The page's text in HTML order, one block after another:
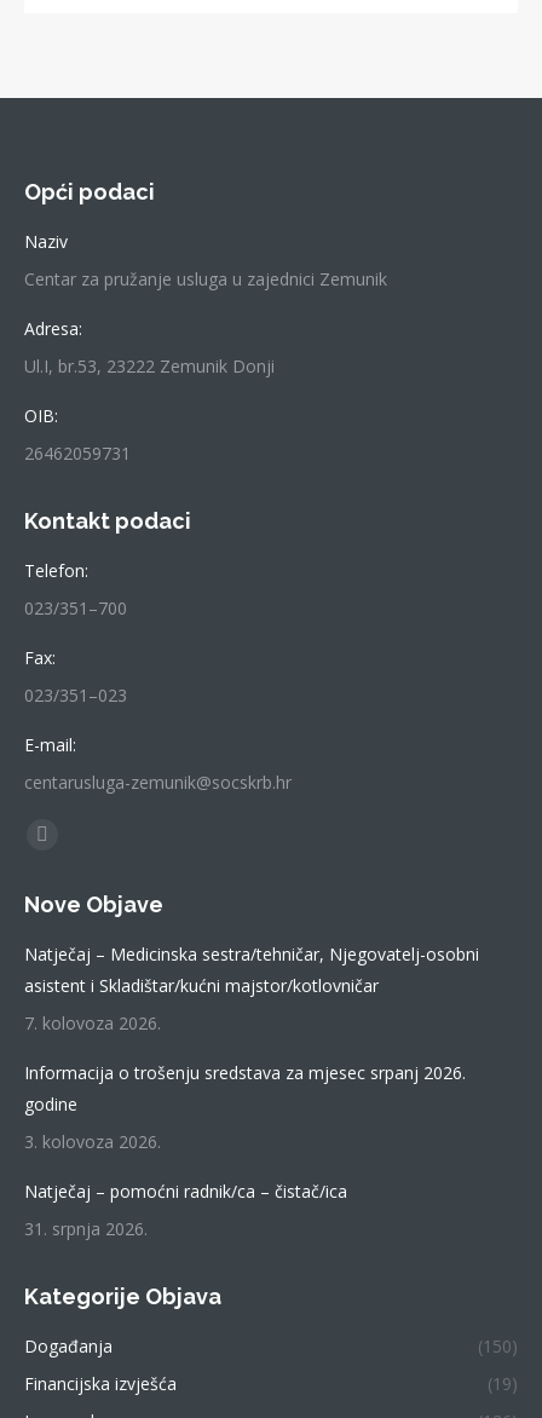
Opći podaci
Naziv
Centar za pružanje usluga u zajednici Zemunik
Adresa:
Ul.I, br.53, 23222 Zemunik Donji
OIB:
26462059731
Kontakt podaci
Telefon:
023/351–700
Fax:
023/351–023
E-mail:
centarusluga-zemunik@socskrb.hr
Find us on:
Facebook
opens
Nove Objave
Natječaj – Medicinska sestra/tehničar, Njegovatelj-osobni
asistent i Skladištar/kućni majstor/kotlovničar
7. kolovoza 2026.
Informacija o trošenju sredstava za mjesec srpanj 2026.
godine
3. kolovoza 2026.
Natječaj – pomoćni radnik/ca – čistač/ica
31. srpnja 2026.
Kategorije Objava
Događanja
(150)
Financijska izvješća
(19)